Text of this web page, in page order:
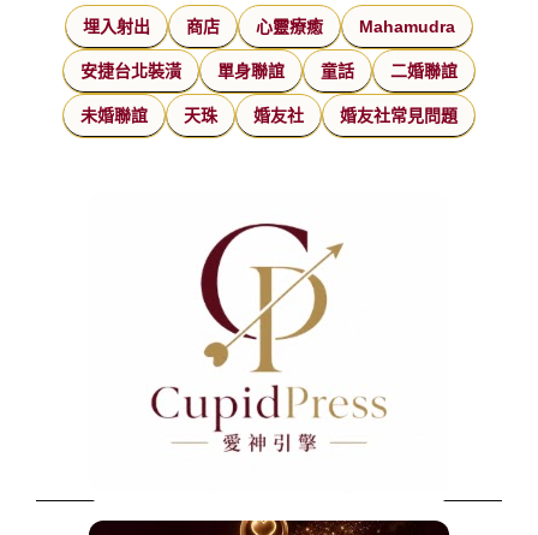
埋入射出 商店 心靈療癒 Mahamudra
安捷台北裝潢 單身聯誼 童話 二婚聯誼
未婚聯誼 天珠 婚友社 婚友社常見問題